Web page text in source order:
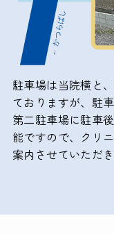
駐車場は当院横と
ておりますが、駐
第二駐車場に駐車
能ですので、クリ
案内させていただき